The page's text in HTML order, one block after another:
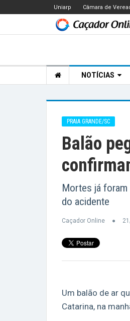
Uniarp Câmara de
NOTÍCIAS
PRAIA GRANDE/SC
Balão
Mortes já
do acidente
Caçador Online
Um balão de ar
Catarina, na